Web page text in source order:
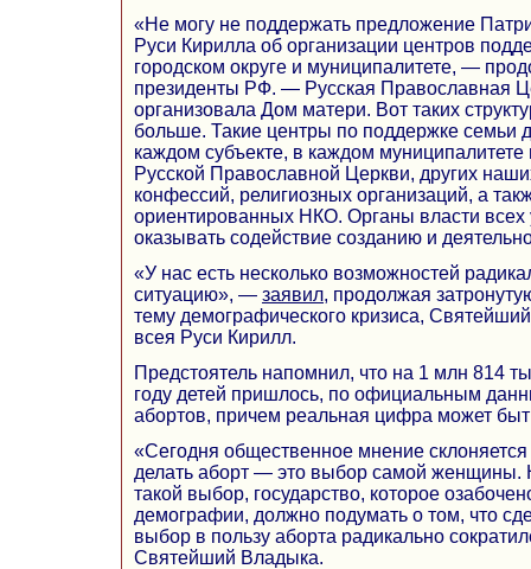
«Не могу не поддержать предложение
Руси Кирилла об организации центров
городском округе и муниципалитете, —
президенты РФ. — Русская Православная
организовала Дом матери. Вот таких
больше. Такие центры по поддержке семьи
каждом субъекте, в каждом
Русской Православной Церкви, других
конфессий, религиозных организаций, а
ориентированных НКО. Органы власти
оказывать содействие созданию и
«У нас есть несколько возможностей
ситуацию», — заявил, продолжая
тему демографического кризиса,
всея Руси Кирилл.
Предстоятель напомнил, что на 1 млн 814
году детей пришлось, по официальным
абортов, причем реальная цифра может
«Сегодня общественное мнение склоняется
делать аборт — это выбор самой женщины.
такой выбор, государство, которое
демографии, должно подумать о том, что
выбор в пользу аборта радикально
Святейший Владыка.